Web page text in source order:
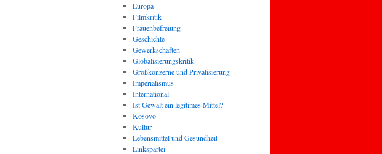
Europa
Filmkritik
Frauenbefreiung
Geschichte
Gewerkschaften
Globalisierungskritik
Großkonzerne und Privatisierung
Imperialismus
International
Ist Gewalt ein legitimes Mittel?
Kosovo
Kultur
Lebensmittel und Gesundheit
Linkspartei